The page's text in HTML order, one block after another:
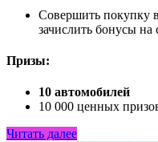
Совершить покупку
зачислить бонусы
Призы:
10 автомобилей
10 000 ценных
Читать далее